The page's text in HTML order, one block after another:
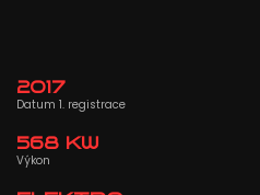
2017
Datum 1. registrace
568 KW
Výkon